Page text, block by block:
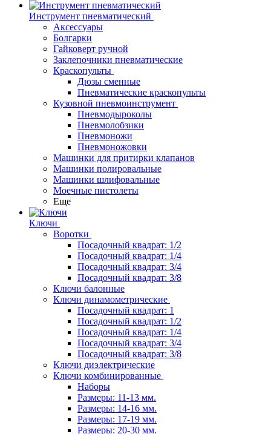
Инструмент пневматический
Аксессуары
Болгарки
Гайковерт ручной
Заклепочники пневматические
Краскопульты
Дюзы сменные
Пневматические краскопульты
Кузовной пневмоинструмент
Пневмодыроколы
Пневмолобзики
Пневмоножи
Пневмоножовки
Машинки для притирки клапанов
Машинки полировальные
Машинки шлифовальные
Моечные пистолеты
Еще
Ключи
Воротки
Посадочный квадрат: 1/2
Посадочный квадрат: 1/4
Посадочный квадрат: 3/4
Посадочный квадрат: 3/8
Ключи балонные
Ключи динамометрические
Посадочный квадрат: 1
Посадочный квадрат: 1/2
Посадочный квадрат: 1/4
Посадочный квадрат: 3/4
Посадочный квадрат: 3/8
Ключи диэлектрические
Ключи комбинированные
Наборы
Размеры: 11-13 мм.
Размеры: 14-16 мм.
Размеры: 17-19 мм.
Размеры: 20-30 мм.